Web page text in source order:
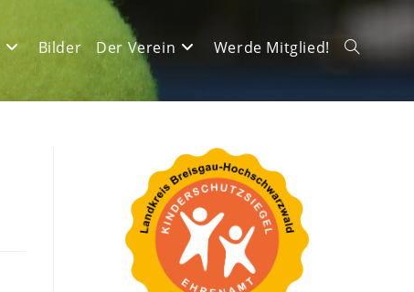
Bilder Der Verein Werde Mitglied! Website-